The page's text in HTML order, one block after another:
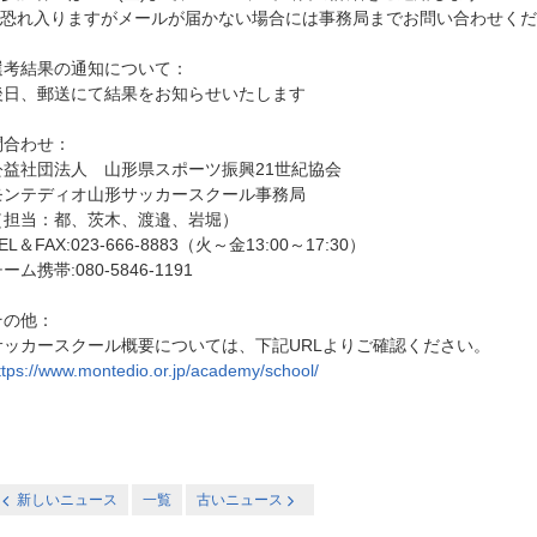
れ入りますがメールが届かない場合には事務局までお問い合わせく
考結果の通知について：
日、郵送にて結果をお知らせいたします
わせ：
益社団法人 山形県スポーツ振興21世紀協会
ンテディオ山形サッカースクール事務局
担当：都、茨木、渡邉、岩堀）
＆FAX:023-666-8883（火～金13:00～17:30）
ーム携帯:080-5846-1191
他：
ッカースクール概要については、下記URLよりご確認ください。
www.montedio.or.jp/academy/school/
新しいニュース 一覧 古いニュース